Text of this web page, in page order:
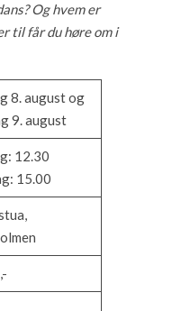
Og hvem er
til får du høre om i
8. august og
9. august
12.30
15.00